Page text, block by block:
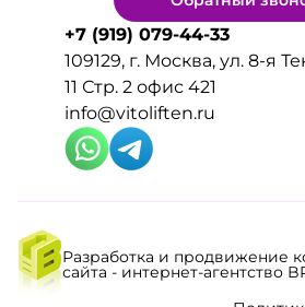
+7 (919) 079-44-33
109129, г. Москва, ул. 8-я
11 Стр. 2 офис 421
info@vitoliften.ru
Разработка и продвижение
сайта - интернет-агентство